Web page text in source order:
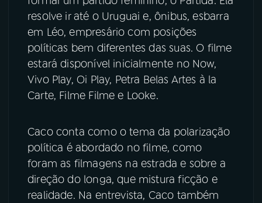
resolve ir até o Uruguai e, ônibus, esbarra
em Léo, empresário com posições
políticas bem diferentes das suas. O filme
estará disponível inicialmente no Now,
Vivo Play, Oi Play, Petra Belas Artes à la
Carte, Filme Filme e Looke.
Caco conta como o tema da polarização
política é abordado no filme, como
foram as filmagens na estrada e sobre a
direção do longa, que mistura ficção e
realidade. Na entrevista, Caco também